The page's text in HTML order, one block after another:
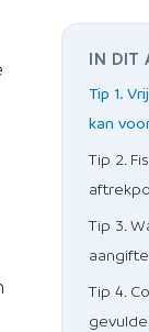
IN DIT
Tip 1.
kan
Tip 2.
Tip 3.
Tip 4.